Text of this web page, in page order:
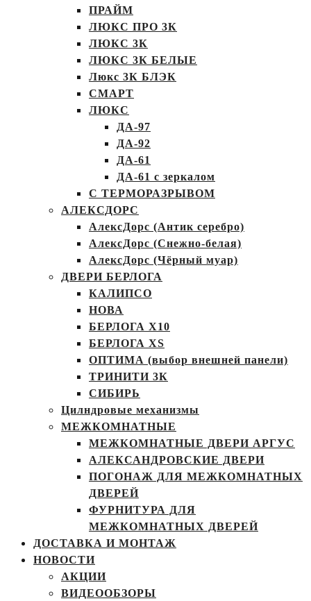
ПРАЙМ
ЛЮКС ПРО 3К
ЛЮКС 3К
ЛЮКС 3К БЕЛЫЕ
Люкс 3К БЛЭК
СМАРТ
ЛЮКС
ДА-97
ДА-92
ДА-61
ДА-61 с зеркалом
С ТЕРМОРАЗРЫВОМ
АЛЕКСДОРС
АлексДорс (Антик серебро)
АлексДорс (Снежно-белая)
АлексДорс (Чёрный муар)
ДВЕРИ БЕРЛОГА
КАЛИПСО
НОВА
БЕРЛОГА Х10
БЕРЛОГА XS
ОПТИМА (выбор внешней панели)
ТРИНИТИ 3К
СИБИРЬ
Цилндровые механизмы
МЕЖКОМНАТНЫЕ
МЕЖКОМНАТНЫЕ ДВЕРИ АРГУС
АЛЕКСАНДРОВСКИЕ ДВЕРИ
ПОГОНАЖ ДЛЯ МЕЖКОМНАТНЫХ
ДВЕРЕЙ
ФУРНИТУРА ДЛЯ
МЕЖКОМНАТНЫХ ДВЕРЕЙ
ДОСТАВКА И МОНТАЖ
НОВОСТИ
АКЦИИ
ВИДЕООБЗОРЫ